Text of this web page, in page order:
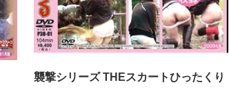
襲撃シリーズ THEスカートひったくり